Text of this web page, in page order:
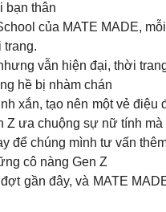
bạn thân
của MATE MADE,
trang.
vẫn hiện đại, thời
hề bị nhàm chán
xắn, tạo nên một vẻ điệu
ưa chuộng sự nữ tính mà
để chúng mình tư vấn
cô nàng Gen Z
gần đây, và MATE